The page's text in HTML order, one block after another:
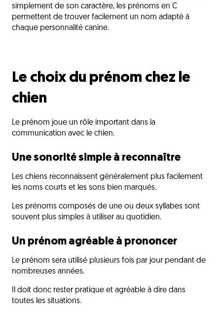
Les idées de prénoms mixtes en C
Un prénom pour commencer une belle histoire
Découvrez aussi
simplement de son caractère, les prénoms en C
permettent de trouver facilement un nom adapté à
chaque personnalité canine.
Le choix du prénom chez le
chien
Le prénom joue un rôle important dans la
communication avec le chien.
Une sonorité simple à reconnaître
Les chiens reconnaissent généralement plus facilement
les noms courts et les sons bien marqués.
Les prénoms composés de une ou deux syllabes sont
souvent plus simples à utiliser au quotidien.
Un prénom agréable à prononcer
Le prénom sera utilisé plusieurs fois par jour pendant de
nombreuses années.
Il doit donc rester pratique et agréable à dire dans
toutes les situations.